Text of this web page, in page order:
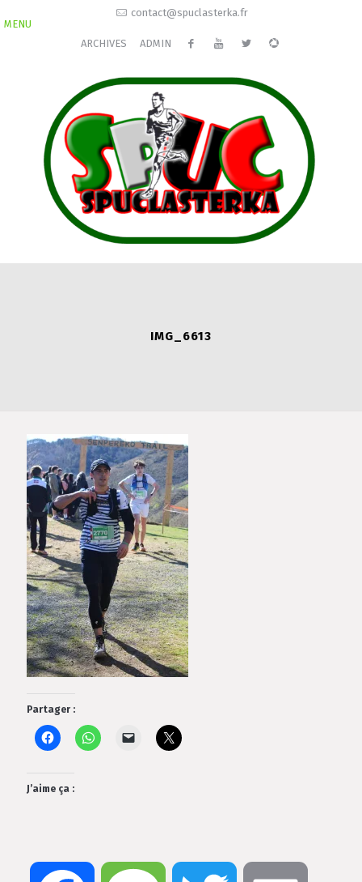
contact@spuclasterka.fr
ARCHIVES ADMIN
MENU
IMG_6613
Partager :
J’aime ça :